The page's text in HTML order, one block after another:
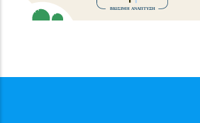
ΒΙΩΣΙΜΗ ΑΝΑΠΤΥΞΗ